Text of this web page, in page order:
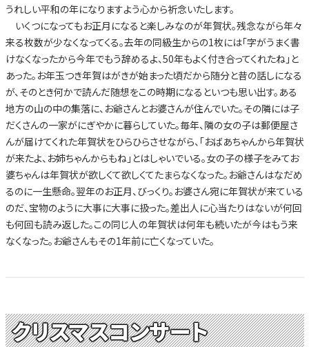
うれしい平和の年になりますよう心から祈念いたします。
いくつになってもお正月になると楽しみなのが年賀状。残念ながら年々
来る枚数が少なくなってくる。去年の同級生からの1枚には「字がうまく書
けなくなったから今年でもう辞めるよ、50年もよく付き合ってくれたね」と
あった。お年玉つき年賀はがきが始まった頃だから随分と昔の話しになる
が、そのとき何かで読んだ随想をこの時期になるといつも思い出す。ある
地方の山の中の集落に、お爺さんとお婆さんが住んでいた。その隣には子
だくさんの一家がにぎやかに暮らしていた。毎年、隣の女の子は郵便屋さ
んが届けてくれた年賀状をひらひらさせながら、「おばあちゃんから年賀状
が来たよ、お姉ちゃんからもね」とはしゃいでいる。女の子の様子をみてお
婆ちゃんは年賀状が欲しくて欲しくてたまらなくなった。お爺さんはなだめ
るのに一生懸命。翌年のお正月、びっくり。お婆さん宛に年賀状が来ている
のだ、宝物のように大事に大事に扱った。差出人に心当たりはないが何回
も何回も読み返した。この同じ人の年賀状は何年も続いたが今はもう来
なくなった。お爺さんもその1年前に亡くなっていた。
クリスマスコンサート